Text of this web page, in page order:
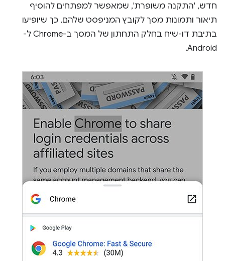
חדש, 'התקנה משופרת', שמאפשר למפתחים להוסיף
תיאור ותמונות מסך לקובץ המניפסט שלהם, כך שיופיעו
בתיבת דו-שיח בחלק התחתון של המסך ב-Chrome ל-
Android.